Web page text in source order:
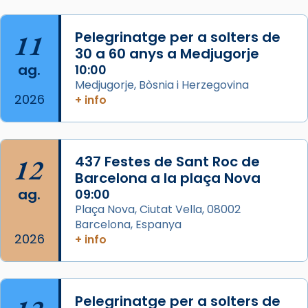
L’arquebisbe de Barcelona, el cardenal Joan
Josep Omella, ha presidit la missa i l’ha
concelebrat el bisbe auxiliar de Barcelona,
Mons. David Abadías.
📸 Dr. G. Simón
Photo
View on Facebook · Share
Arquebisbat de Barcelona
2 weeks ago
Memòria de les santes Juliana i
Semproniana, verges i màrtirs.
Acompanyant la història de sant Cugat, a
partir de l’Edat Mitjana sorgeix la tradició
que les santes Juliana (“relatiu a Júlia”) i
Semproniana (“relatiu a Semprònia =
11
ag.
2026
Pelegrinatge per a solters de
30 a 60 anys a Medjugorje
10:00
Medjugorje, Bòsnia i Herzegovina
+ info
12
ag.
2026
437 Festes de Sant Roc de
Barcelona a la plaça Nova
09:00
Plaça Nova, Ciutat Vella, 08002
Barcelona, Espanya
+ info
Pelegrinatge per a solters de